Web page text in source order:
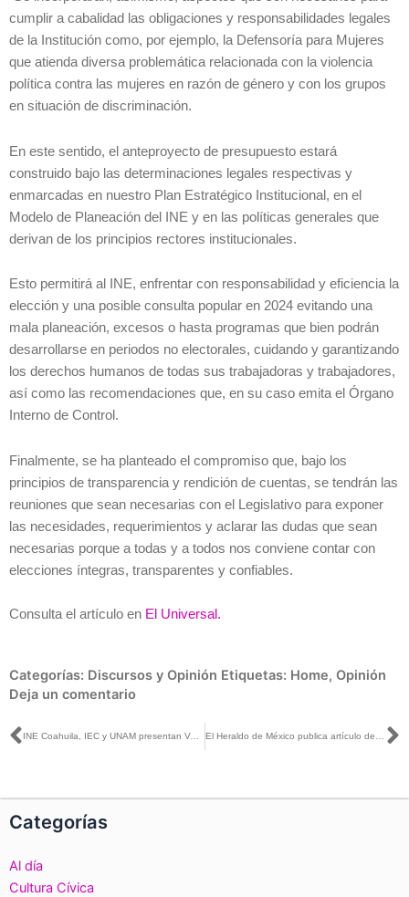
cumplir a cabalidad las obligaciones y responsabilidades legales
de la Institución como, por ejemplo, la Defensoría para Mujeres
que atienda diversa problemática relacionada con la violencia
política contra las mujeres en razón de género y con los grupos
en situación de discriminación.
En este sentido, el anteproyecto de presupuesto estará
construido bajo las determinaciones legales respectivas y
enmarcadas en nuestro Plan Estratégico Institucional, en el
Modelo de Planeación del INE y en las políticas generales que
derivan de los principios rectores institucionales.
Esto permitirá al INE, enfrentar con responsabilidad y eficiencia la
elección y una posible consulta popular en 2024 evitando una
mala planeación, excesos o hasta programas que bien podrán
desarrollarse en periodos no electorales, cuidando y garantizando
los derechos humanos de todas sus trabajadoras y trabajadores,
así como las recomendaciones que, en su caso emita el Órgano
Interno de Control.
Finalmente, se ha planteado el compromiso que, bajo los
principios de transparencia y rendición de cuentas, se tendrán las
reuniones que sean necesarias con el Legislativo para exponer
las necesidades, requerimientos y aclarar las dudas que sean
necesarias porque a todas y a todos nos conviene contar con
elecciones íntegras, transparentes y confiables.
Consulta el artículo en El Universal.
Categorías: Discursos y Opinión Etiquetas: Home, Opinión
Deja un comentario
Ant INE Coahuila, IEC y UNAM presentan Voto Informado y Ubica tu Casilla El Heraldo de México publica artículo de Dania Ravel, Consejera Electoral, titulado: Lecciones democráticas de la elección en Chile
Categorías
Al día
Cultura Cívica